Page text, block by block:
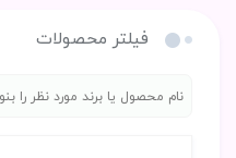
فیلتر محصولات